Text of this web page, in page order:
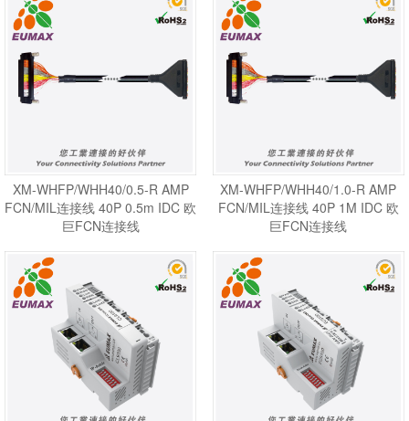
XM-WHFP/WHH40/0.5-R AMP
FCN/MIL连接线 40P 0.5m IDC 欧
巨FCN连接线
XM-WHFP/WHH40/1.0-R AMP
FCN/MIL连接线 40P 1M IDC 欧
巨FCN连接线